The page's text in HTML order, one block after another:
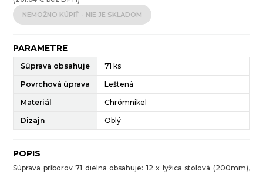
NEMOŽNO KÚPIŤ - NIE JE SKLADOM
PARAMETRE
Súprava obsahuje 71 ks
Povrchová úprava Leštená
Materiál Chrómnikel
Dizajn Oblý
POPIS
Súprava príborov 71 dielna obsahuje: 12 x lyžica stolová (200mm),